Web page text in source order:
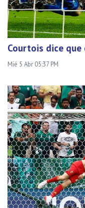
Courtois dice
Mié 5 Abr 05:37 PM